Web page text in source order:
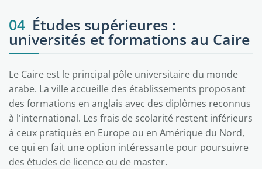
04 Études supérieures :
universités et formations au Caire
Le Caire est le principal pôle universitaire du monde
arabe. La ville accueille des établissements proposant
des formations en anglais avec des diplômes reconnus
à l'international. Les frais de scolarité restent inférieurs
à ceux pratiqués en Europe ou en Amérique du Nord,
ce qui en fait une option intéressante pour poursuivre
des études de licence ou de master.